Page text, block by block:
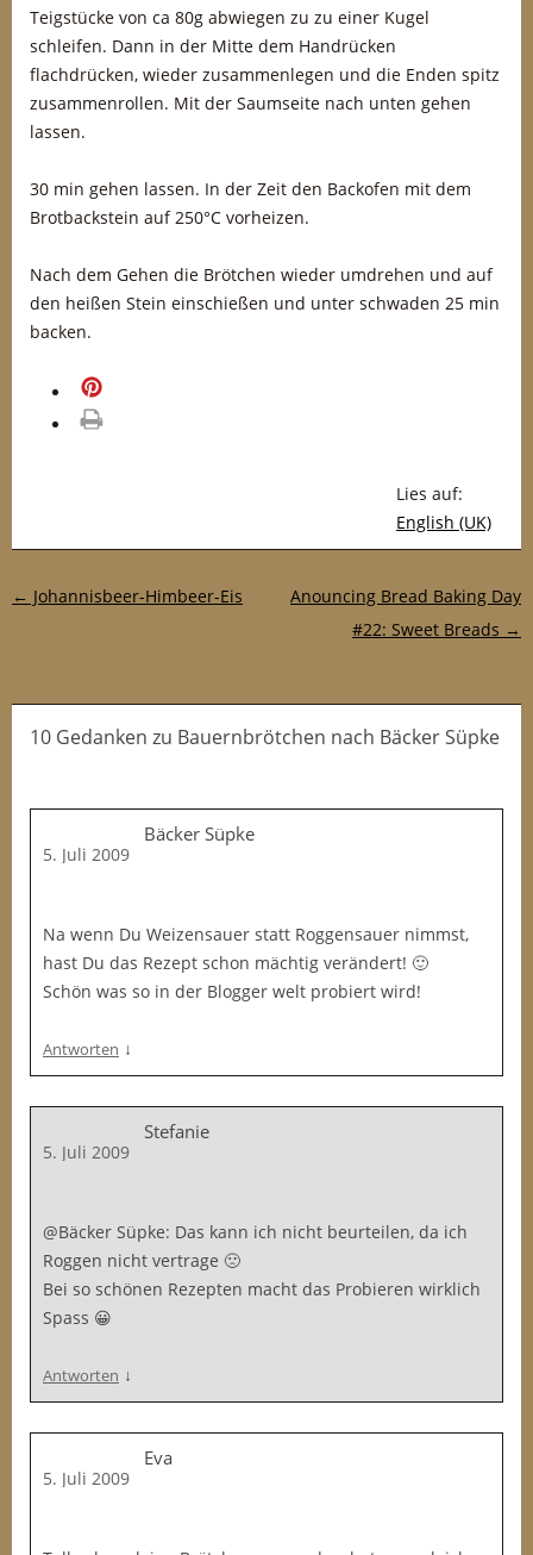
Teigstücke von ca 80g abwiegen zu zu einer Kugel
schleifen. Dann in der Mitte dem Handrücken
flachdrücken, wieder zusammenlegen und die Enden spitz
zusammenrollen. Mit der Saumseite nach unten gehen
lassen.
30 min gehen lassen. In der Zeit den Backofen mit dem
Brotbackstein auf 250°C vorheizen.
Nach dem Gehen die Brötchen wieder umdrehen und auf
den heißen Stein einschießen und unter schwaden 25 min
backen.
Lies auf:
English (UK)
Post-Navigation
← Johannisbeer-Himbeer-Eis
Anouncing Bread Baking Day
#22: Sweet Breads →
10 Gedanken zu Bauernbrötchen nach Bäcker Süpke
Bäcker Süpke
5. Juli 2009
Na wenn Du Weizensauer statt Roggensauer nimmst,
hast Du das Rezept schon mächtig verändert! 🙂
Schön was so in der Blogger welt probiert wird!
Antworten ↓
Stefanie
5. Juli 2009
@Bäcker Süpke: Das kann ich nicht beurteilen, da ich
Roggen nicht vertrage 🙁
Bei so schönen Rezepten macht das Probieren wirklich
Spass 😀
Antworten ↓
Eva
5. Juli 2009